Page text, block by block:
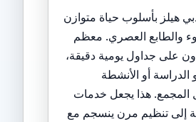
هيلز بأسلوب حياة متوازن
والطابع العصري. معظم
على جداول يومية دقيقة،
الدراسة أو الأنشطة
المجمع. هذا يجعل خدمات
إلى تنظيم مرن ينسجم مع